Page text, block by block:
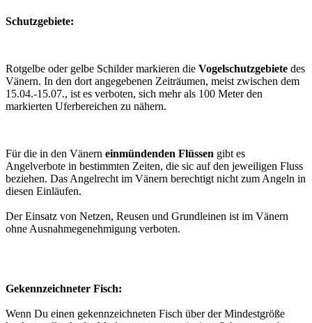
Schutzgebiete:
Rotgelbe oder gelbe Schilder markieren die Vogelschutzgebiete des
Vänern. In den dort angegebenen Zeiträumen, meist zwischen dem
15.04.-15.07., ist es verboten, sich mehr als 100 Meter den
markierten Uferbereichen zu nähern.
Für die in den Vänern einmündenden Flüssen gibt es
Angelverbote in bestimmten Zeiten, die sic auf den jeweiligen Fluss
beziehen. Das Angelrecht im Vänern berechtigt nicht zum Angeln in
diesen Einläufen.
Der Einsatz von Netzen, Reusen und Grundleinen ist im Vänern
ohne Ausnahmegenehmigung verboten.
Gekennzeichneter Fisch:
Wenn Du einen gekennzeichneten Fisch über der Mindestgröße